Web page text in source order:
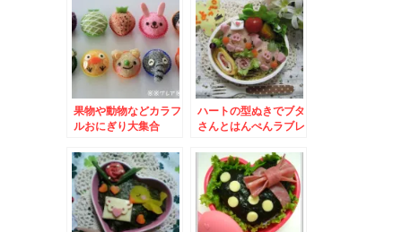
果物や動物などカラフ
ルおにぎり大集合
ハートの型ぬきでブタ
さんとはんぺんラブレ